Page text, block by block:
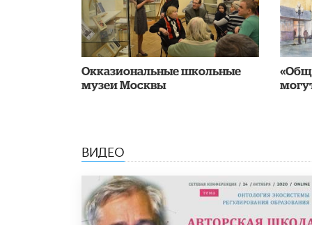
​Окказиональные школьные
музеи Москвы
ВИДЕО